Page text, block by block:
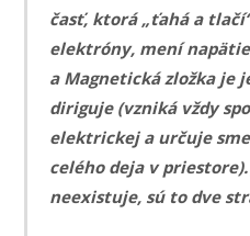
časť, ktorá „ťahá a
elektróny, mení
a Magnetická zložka
diriguje (vzniká vždy
elektrickej a určuje
celého deja v
neexistuje, sú to dve